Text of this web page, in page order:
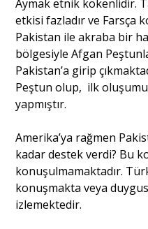
Aymak etnik kökenlidir.
etkisi fazladır ve Farsça
Pakistan ile akraba bir
bölgesiyle Afgan
Pakistan’a girip
Peştun olup, ilk
yapmıştır.
Amerika’ya rağmen
kadar destek verdi? Bu
konuşulmamaktadır.
konuşmakta veya
izlemektedir.